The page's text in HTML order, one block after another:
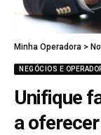
Minha Operadora >
NEGÓCIOS E
Unifique
a